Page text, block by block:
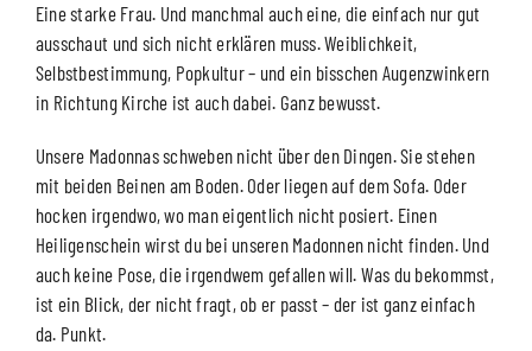
Eine starke Frau. Und manchmal auch eine, die einfach nur gut
ausschaut und sich nicht erklären muss. Weiblichkeit,
Selbstbestimmung, Popkultur – und ein bisschen Augenzwinkern
in Richtung Kirche ist auch dabei. Ganz bewusst.
Unsere Madonnas schweben nicht über den Dingen. Sie stehen
mit beiden Beinen am Boden. Oder liegen auf dem Sofa. Oder
hocken irgendwo, wo man eigentlich nicht posiert. Einen
Heiligenschein wirst du bei unseren Madonnen nicht finden. Und
auch keine Pose, die irgendwem gefallen will. Was du bekommst,
ist ein Blick, der nicht fragt, ob er passt – der ist ganz einfach
da. Punkt.